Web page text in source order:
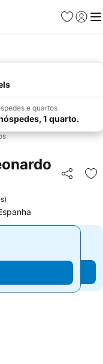
Favoritos
Iniciar
e quartos
1 quarto.
Partilhar
)